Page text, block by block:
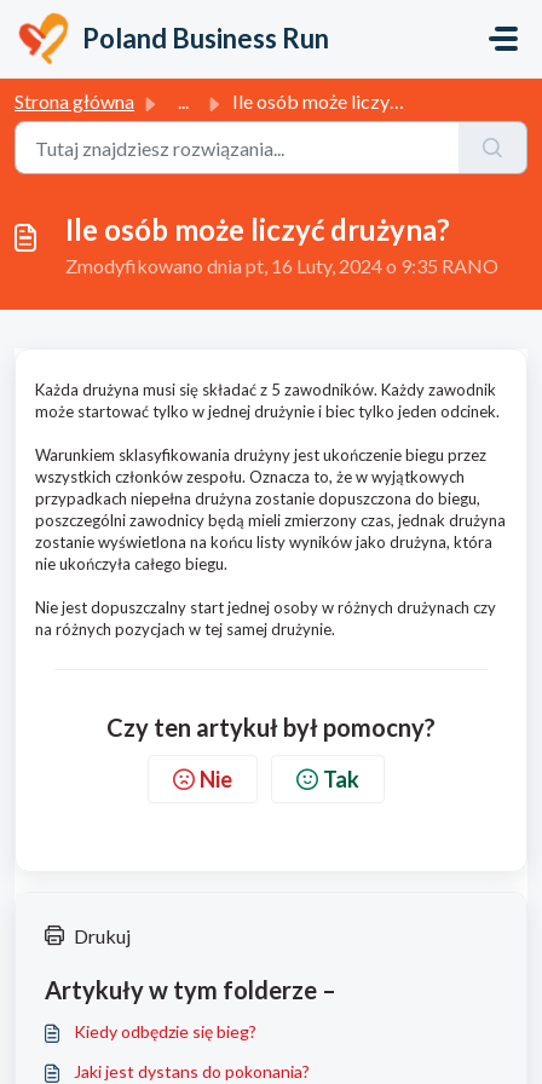
Przejdź do głównej treści
Poland Business Run
Strona główna ... Ile osób może liczyć drużyna?
Ile osób może liczyć drużyna?
Zmodyfikowano dnia pt, 16 Luty, 2024 o 9:35 RANO
Każda drużyna musi się składać z 5 zawodników. Każdy zawodnik
może startować tylko w jednej drużynie i biec tylko jeden odcinek.
Warunkiem sklasyfikowania drużyny jest ukończenie biegu przez
wszystkich członków zespołu. Oznacza to, że w wyjątkowych
przypadkach niepełna drużyna zostanie dopuszczona do biegu,
poszczególni zawodnicy będą mieli zmierzony czas, jednak drużyna
zostanie wyświetlona na końcu listy wyników jako drużyna, która
nie ukończyła całego biegu.
Nie jest dopuszczalny start jednej osoby w różnych drużynach czy
na różnych pozycjach w tej samej drużynie.
Czy ten artykuł był pomocny?
Nie Tak
Drukuj
Artykuły w tym folderze –
Kiedy odbędzie się bieg?
Jaki jest dystans do pokonania?